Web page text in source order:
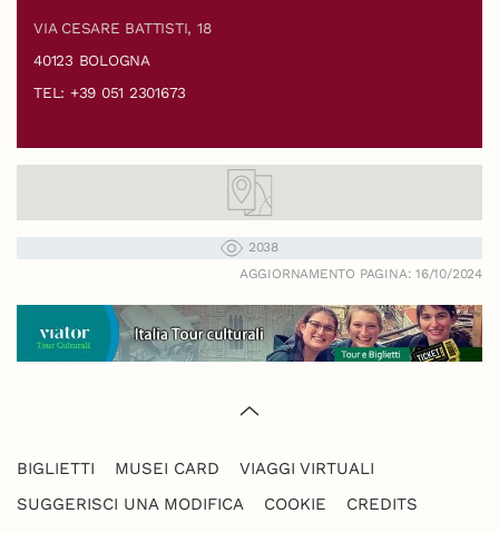
VIA CESARE BATTISTI, 18
40123 BOLOGNA
TEL: +39 051 2301673
2038
AGGIORNAMENTO PAGINA: 16/10/2024
BIGLIETTI MUSEI CARD
VIAGGI VIRTUALI
SUGGERISCI UNA MODIFICA
COOKIE CREDITS